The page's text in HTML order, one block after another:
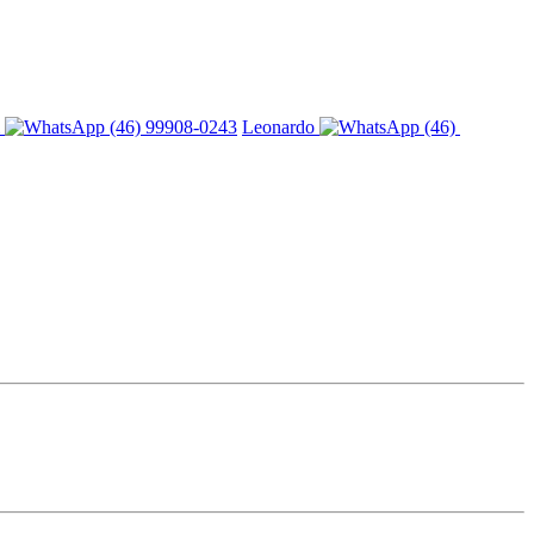
(46) 99908-0243 Leonardo
(46)